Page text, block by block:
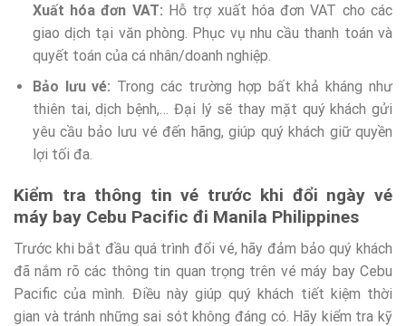
Xuất hóa đơn VAT: Hỗ trợ xuất hóa đơn VAT cho các
giao dịch tại văn phòng. Phục vụ nhu cầu thanh toán và
quyết toán của cá nhân/doanh nghiệp.
Bảo lưu vé: Trong các trường hợp bất khả kháng như
thiên tai, dịch bệnh,… Đại lý sẽ thay mặt quý khách gửi
yêu cầu bảo lưu vé đến hãng, giúp quý khách giữ quyền
lợi tối đa.
Kiểm tra thông tin vé trước khi đổi ngày vé
máy bay Cebu Pacific đi Manila Philippines
Trước khi bắt đầu quá trình đổi vé, hãy đảm bảo quý khách
đã nắm rõ các thông tin quan trọng trên vé máy bay Cebu
Pacific của mình. Điều này giúp quý khách tiết kiệm thời
gian và tránh những sai sót không đáng có. Hãy kiểm tra kỹ